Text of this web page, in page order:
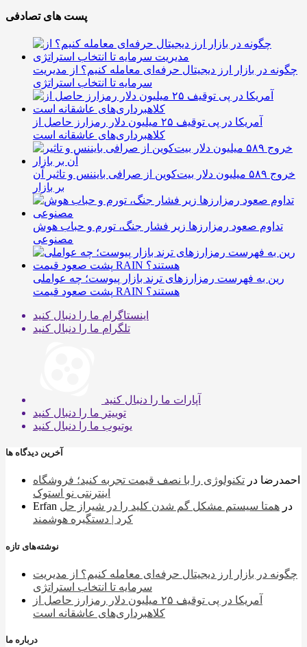
پست های تصادفی
چگونه در بازار ارز دیجیتال حرفه‌ای معامله کنیم؟ از مدیریت
سرمایه تا انتخاب استراتژی
آمریکا در پی توقیف ۲۵ میلیون دلار رمزارز حاصل از
کلاهبرداری‌های عاشقانه است
خروج ۵۸۹ میلیون دلار بیت‌کوین از صرافی بایننس و تاثیر آن
بر بازار
تداوم صعود رمزارزها زیر فشار جنگ، تورم و حباب هوش
مصنوعی
رین به فهرست رمزارزهای ترند بازار پیوست؛ چه عواملی
پشت صعود قیمت RAIN هستند؟
اینستاگرام ما را دنبال کنید
تلگرام ما را دنبال کنید
آپارات ما را دنبال کنید
توییتر ما را دنبال کنید
یوتیوب ما را دنبال کنید
آخرین دیدگاه ها
احمدرضا در تکنولوژی را با نصف قیمت تجربه کنید؛ فروشگاه
اینترنتی نو استوک
Erfan
در همتا سیستم مشکل گم شدن کلید را در شیراز حل
کرد | دستگیره هوشمند
نوشته‌های تازه
چگونه در بازار ارز دیجیتال حرفه‌ای معامله کنیم؟ از مدیریت
سرمایه تا انتخاب استراتژی
آمریکا در پی توقیف ۲۵ میلیون دلار رمزارز حاصل از
کلاهبرداری‌های عاشقانه است
درباره ما